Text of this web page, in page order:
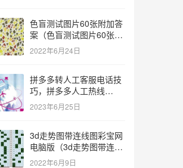
色盲测试图片60张附加答
案（色盲测试图片60张复
杂）
2022年6月24日
拼多多转人工客服电话技
巧，拼多多人工热线
9541344？
2023年6月25日
3d走势图带连线图彩宝网
电脑版（3d走势图带连线
图彩宝网手机版）
2022年6月9日